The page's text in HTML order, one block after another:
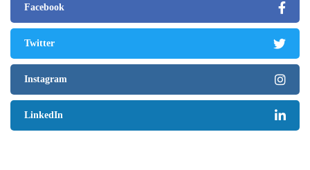
Facebook
Twitter
Instagram
LinkedIn